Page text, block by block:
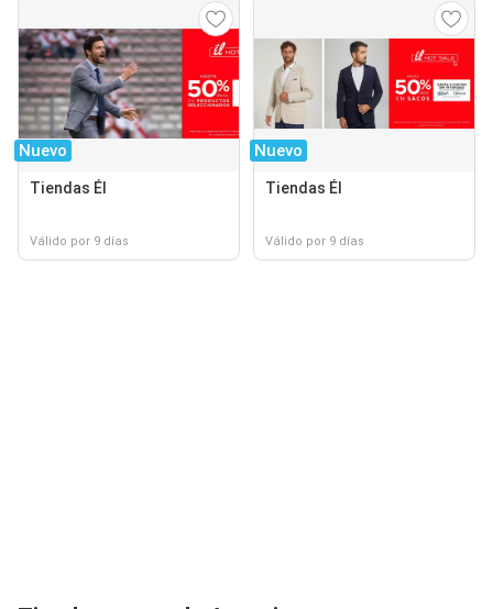
Nuevo
Tiendas Él
Válido por 9 días
Nuevo
Tiendas Él
Válido por 9 días